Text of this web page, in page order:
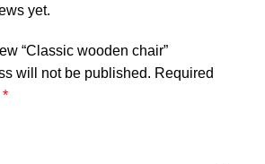
yet.
“Classic wooden chair”
will not be published. Required
*